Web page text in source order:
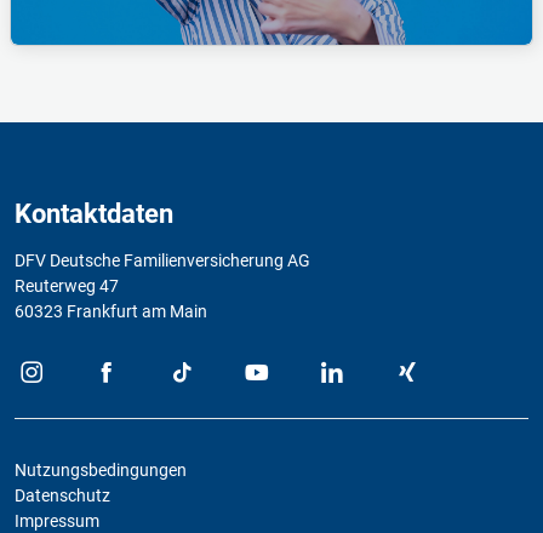
Kontaktdaten
DFV Deutsche Familienversicherung AG
Reuterweg 47
60323 Frankfurt am Main
Nutzungsbedingungen
Datenschutz
Impressum